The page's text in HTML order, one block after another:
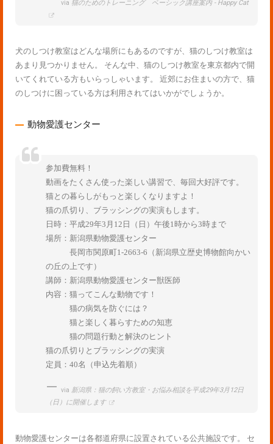
via 猫のためのトレーニング ベーシック講座案内 - Happy Cat
犬のしつけ教室はどんな場所にもあるのですが、猫のしつけ教室は
あまり見つかりません。 そんな中、猫のしつけ教室を東京都内で開
いてくれている方もいらっしゃいます。 近郊にお住まいの方で、猫
のしつけに困っている方は利用されてはいかがでしょうか。
動物愛護センター
参加費無料！
動画をたくさん使った楽しい講習で、毎回大好評です。
猫との暮らしがもっと楽しくなりますよ！
猫の爪切り、ブラッシングの実演もします。
日時：平成29年3月12日（日）午後1時から3時まで
場所：新潟県動物愛護センター
長岡市関原町1-2663-6（新潟県立歴史博物館向かい
の丘の上です）
講師：新潟県動物愛護センター獣医師
内容：猫ってこんな動物です！
猫の病気を防ぐには？
猫と楽しく暮らすための知恵
猫の問題行動と解決のヒント
猫の爪切りとブラッシングの実演
定員：40名（申込先着順）
via 新潟県：猫の飼い方教室・お悩み相談を平成29年3月12日
（日）に開催します
動物愛護センターは各都道府県に設置されている公共施設です。 セ